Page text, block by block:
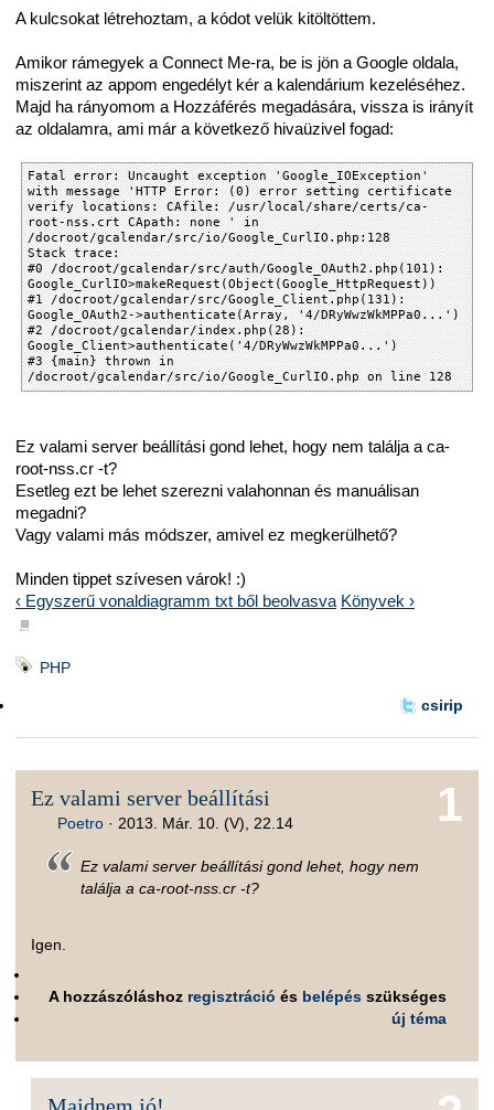
A kulcsokat létrehoztam, a kódot velük kitöltöttem.
Amikor rámegyek a Connect Me-ra, be is jön a Google oldala,
miszerint az appom engedélyt kér a kalendárium kezeléséhez.
Majd ha rányomom a Hozzáférés megadására, vissza is irányít
az oldalamra, ami már a következő hivaüzivel fogad:
Fatal error: Uncaught exception 'Google_IOException'
with message 'HTTP Error: (0) error setting certificate
verify locations: CAfile: /usr/local/share/certs/ca-
root-nss.crt CApath: none ' in
/docroot/gcalendar/src/io/Google_CurlIO.php:128
Stack trace:
#0 /docroot/gcalendar/src/auth/Google_OAuth2.php(101):
Google_CurlIO>makeRequest(Object(Google_HttpRequest))
#1 /docroot/gcalendar/src/Google_Client.php(131):
Google_OAuth2->authenticate(Array, '4/DRyWwzWkMPPa0...')
#2 /docroot/gcalendar/index.php(28):
Google_Client>authenticate('4/DRyWwzWkMPPa0...')
#3 {main} thrown in
/docroot/gcalendar/src/io/Google_CurlIO.php on line 128
Ez valami server beállítási gond lehet, hogy nem találja a ca-
root-nss.cr -t?
Esetleg ezt be lehet szerezni valahonnan és manuálisan
megadni?
Vagy valami más módszer, amivel ez megkerülhető?
Minden tippet szívesen várok! :)
‹ Egyszerű vonaldiagramm txt ből beolvasva Könyvek ›
■
PHP
csirip
1
Ez valami server beállítási
Poetro · 2013. Már. 10. (V), 22.14
Ez valami server beállítási gond lehet, hogy nem
találja a ca-root-nss.cr -t?
Igen.
A hozzászóláshoz regisztráció és belépés szükséges
új téma